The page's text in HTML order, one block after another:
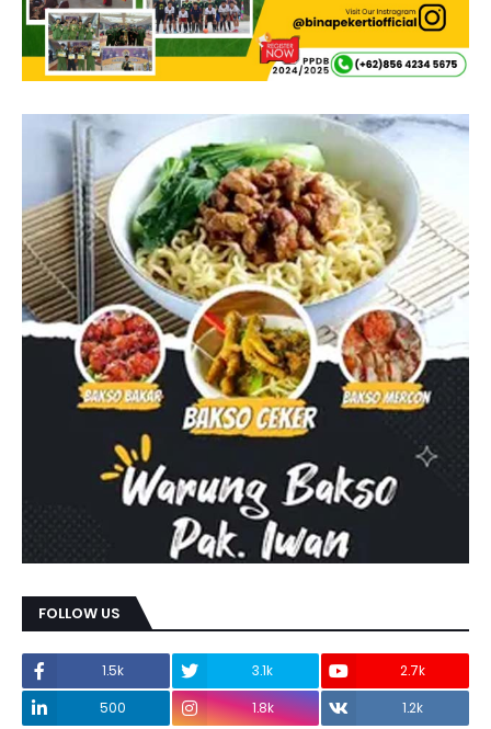
FOLLOW US
1.5k 3.1k
2.7k
500
1.8k 1.2k